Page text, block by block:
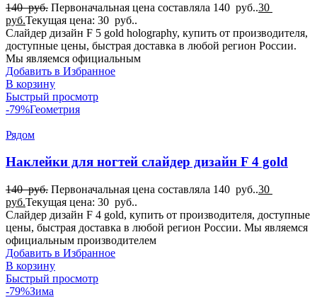
140руб. Первоначальная цена составляла 140 руб..30
руб.Текущая цена: 30 руб..
Слайдер дизайн F 5 gold holography, купить от производителя,
доступные цены, быстрая доставка в любой регион России.
Мы являемся официальным
Добавить в Избранное
В корзину
Быстрый просмотр
-79%Геометрия
Рядом
Наклейки для ногтей слайдер дизайн F 4 gold
140руб. Первоначальная цена составляла 140 руб..30
руб.Текущая цена: 30 руб..
Слайдер дизайн F 4 gold, купить от производителя, доступные
цены, быстрая доставка в любой регион России. Мы являемся
официальным производителем
Добавить в Избранное
В корзину
Быстрый просмотр
-79%Зима